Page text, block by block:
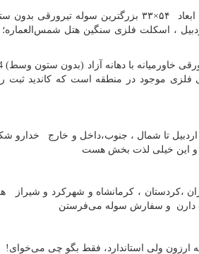
مهدی صمدی: غول سازه های فلزی ایران با وزن ۱۲۰۰تن به ابعاد
اتوکلاو در اردبیل ، اسکلت فلزی سنگین هتل
فلزی موجود در منطقه است که کاندید ثبت
تا شمال ، جنوب،داخل و خارج خدارو
و و این خیلی لذت بخش هست
،کردستان ، کرمانشاه و شهرکرد و شیراز
دارن و سفارش سوله می‌فرستن
ارزون ولی استاندارد، فقط بگو چی می‌خوای!